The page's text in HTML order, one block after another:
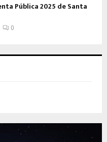
Pública 2025 de Santa
0